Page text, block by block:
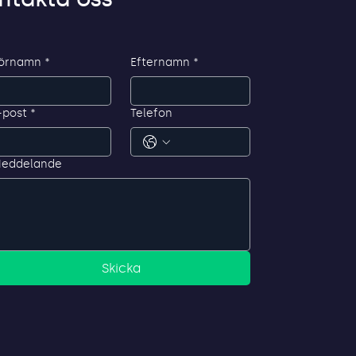
mot SAP
* Efternamn *
post * Telefon
Skicka